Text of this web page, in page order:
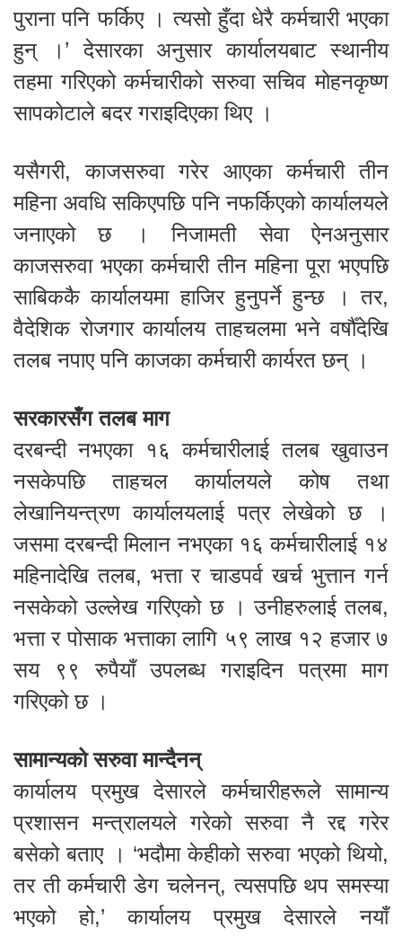
पुराना पनि फर्किए । त्यसो हुँदा धेरै कर्मचारी भएका
हुन् ।’ देसारका अनुसार कार्यालयबाट स्थानीय
तहमा गरिएको कर्मचारीको सरुवा सचिव मोहनकृष्ण
सापकोटाले बदर गराइदिएका थिए ।
यसैगरी, काजसरुवा गरेर आएका कर्मचारी तीन
महिना अवधि सकिएपछि पनि नफर्किएको कार्यालयले
जनाएको छ । निजामती सेवा ऐनअनुसार
काजसरुवा भएका कर्मचारी तीन महिना पूरा भएपछि
साबिककै कार्यालयमा हाजिर हुनुपर्ने हुन्छ । तर,
वैदेशिक रोजगार कार्यालय ताहचलमा भने वर्षौँदेखि
तलब नपाए पनि काजका कर्मचारी कार्यरत छन् ।
सरकारसँग तलब माग
दरबन्दी नभएका १६ कर्मचारीलाई तलब खुवाउन
नसकेपछि ताहचल कार्यालयले कोष तथा
लेखानियन्त्रण कार्यालयलाई पत्र लेखेको छ ।
जसमा दरबन्दी मिलान नभएका १६ कर्मचारीलाई १४
महिनादेखि तलब, भत्ता र चाडपर्व खर्च भुत्तान गर्न
नसकेको उल्लेख गरिएको छ । उनीहरुलाई तलब,
भत्ता र पोसाक भत्ताका लागि ५९ लाख १२ हजार ७
सय ९९ रुपैयाँ उपलब्ध गराइदिन पत्रमा माग
गरिएको छ ।
सामान्यको सरुवा मान्दैनन्
कार्यालय प्रमुख देसारले कर्मचारीहरूले सामान्य
प्रशासन मन्त्रालयले गरेको सरुवा नै रद्द गरेर
बसेको बताए । ‘भदौमा केहीको सरुवा भएको थियो,
तर ती कर्मचारी डेग चलेनन्, त्यसपछि थप समस्या
भएको हो,’ कार्यालय प्रमुख देसारले नयाँ